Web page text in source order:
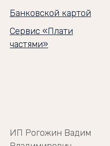
Банковской картой
Сервис «Плати
частями»
ИП Рогожин Вадим